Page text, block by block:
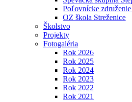
Poľovnícke
OZ škola Streženice
Školstvo
Projekty
Fotogaléria
Rok 2026
Rok 2025
Rok 2024
Rok 2023
Rok 2022
Rok 2021